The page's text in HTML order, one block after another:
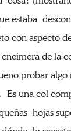
estaba
con aspecto
encimera de la
probar
Es una col
hojas